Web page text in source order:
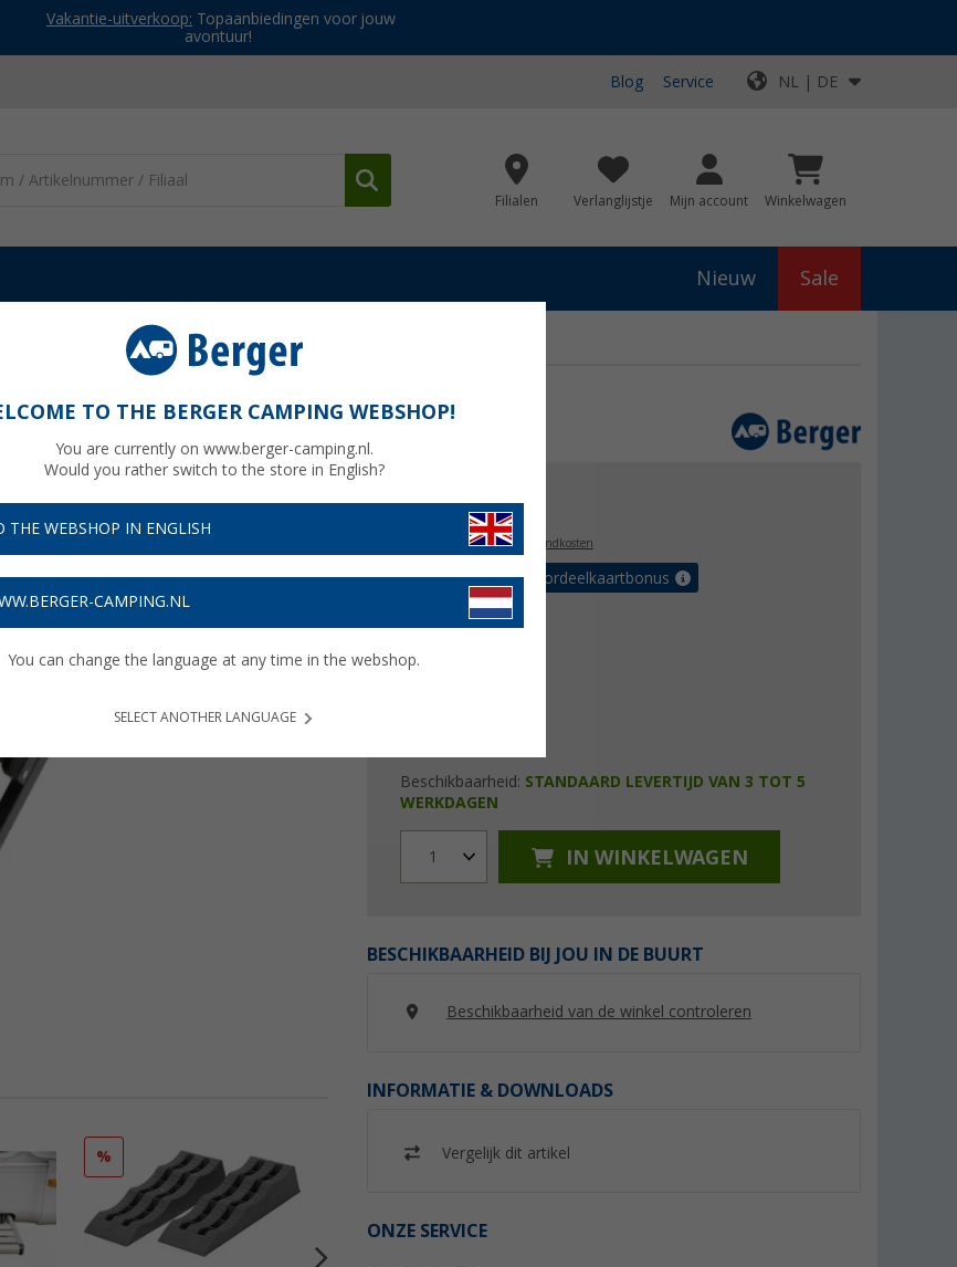
Vakantie-uitverkoop: Topaanbiedingen voor jouw
avontuur!
Blog Service NL | DE
Filialen Verlanglijstje Mijn account Winkelwagen
Nieuw Sale
Berger opvouwbare dubbele trede staal zwart / zilver
zwart / zilver
€ 39,99
Prijzen incl. BTWplus verzendkosten
Verzeker tot 5% voordeelkaartbonus
Beschikbaarheid: STANDAARD LEVERTIJD VAN 3 TOT 5
WERKDAGEN
1 IN WINKELWAGEN
BESCHIKBAARHEID BIJ JOU IN DE BUURT
Beschikbaarheid van de winkel controleren
INFORMATIE & DOWNLOADS
Vergelijk dit artikel
ONZE SERVICE
%
TO THE BERGER CAMPING WEBSHOP!
You are currently on www.berger-camping.nl.
Would you rather switch to the store in English?
THE WEBSHOP IN ENGLISH
CAMPING.NL
You can change the language at any time in the webshop.
SELECT ANOTHER LANGUAGE